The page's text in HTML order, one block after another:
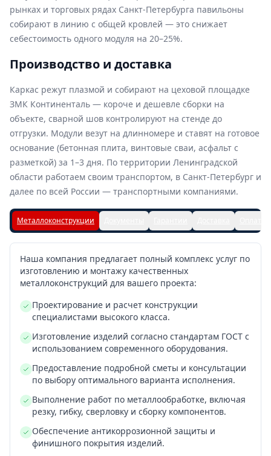
рынках и торговых рядах Санкт-Петербурга павильоны
собирают в линию с общей кровлей — это снижает
себестоимость одного модуля на 20–25%.
Производство и доставка
Каркас режут плазмой и собирают на цеховой площадке
ЗМК Континенталь — короче и дешевле сборки на
объекте, сварной шов контролируют на стенде до
отгрузки. Модули везут на длинномере и ставят на готовое
основание (бетонная плита, винтовые сваи, асфальт с
разметкой) за 1–3 дня. По территории Ленинградской
области работаем своим транспортом, в Санкт-Петербург и
далее по всей России — транспортными компаниями.
Металлоконструкции
Наша компания предлагает полный комплекс услуг по
изготовлению и монтажу качественных
металлоконструкций для вашего проекта:
Проектирование и расчет конструкции
специалистами высокого класса.
Изготовление изделий согласно стандартам ГОСТ с
использованием современного оборудования.
Предоставление подробной сметы и консультации
по выбору оптимального варианта исполнения.
Выполнение работ по металлообработке, включая
резку, гибку, сверловку и сборку компонентов.
Обеспечение антикоррозионной защиты и
финишного покрытия изделий.